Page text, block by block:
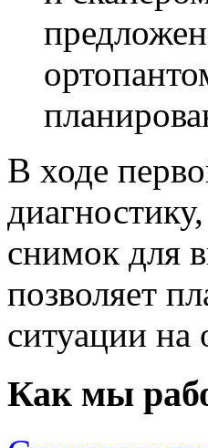
В ходе
снимок для
позволяет
ситуации
Как мы